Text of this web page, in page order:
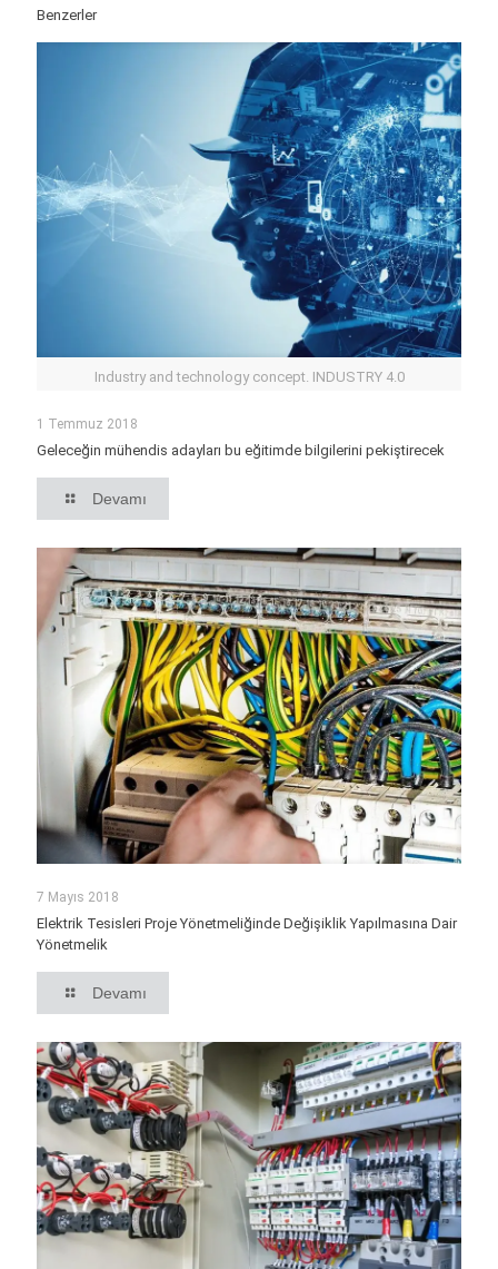
Benzerler
Industry and technology concept. INDUSTRY 4.0
1 Temmuz 2018
Geleceğin mühendis adayları bu eğitimde bilgilerini pekiştirecek
Devamı
7 Mayıs 2018
Elektrik Tesisleri Proje Yönetmeliğinde Değişiklik Yapılmasına Dair
Yönetmelik
Devamı